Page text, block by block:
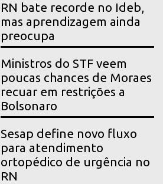
RN bate recorde no Ideb,
mas aprendizagem ainda
preocupa
Ministros do STF veem
poucas chances de Moraes
recuar em restrições a
Bolsonaro
Sesap define novo fluxo
para atendimento
ortopédico de urgência no
RN